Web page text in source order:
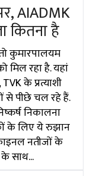
AIADMK
कितना है
कुमारपालयम
मिल रहा है. यहां
के प्रत्याशी
से पीछे चल रहे हैं.
निकालना
के लिए ये रुझान
नतीजों के
साथ...